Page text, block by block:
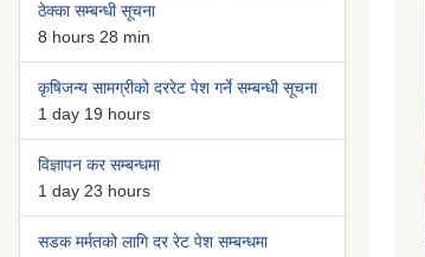
ठेक्का सम्बन्धी सूचना
8 hours 28 min
कृषिजन्य सामग्रीको दररेट पेश गर्ने सम्बन्धी सूचना
1 day 19 hours
विज्ञापन कर सम्बन्धमा
1 day 23 hours
सडक मर्मतको लागि दर रेट पेश सम्बन्धमा